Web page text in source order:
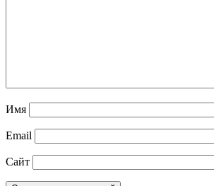
Имя
Email
Сайт